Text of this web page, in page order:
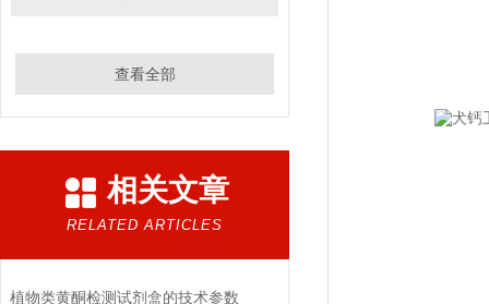
查看全部
相关文章
RELATED ARTICLES
植物类黄酮检测试剂盒的技术参数